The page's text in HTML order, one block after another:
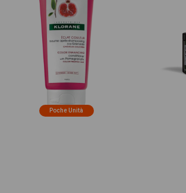
Poche Unità